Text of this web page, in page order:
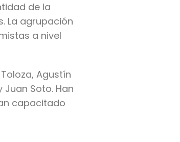
de la
La agrupación
a nivel
Agustín
Soto. Han
capacitado